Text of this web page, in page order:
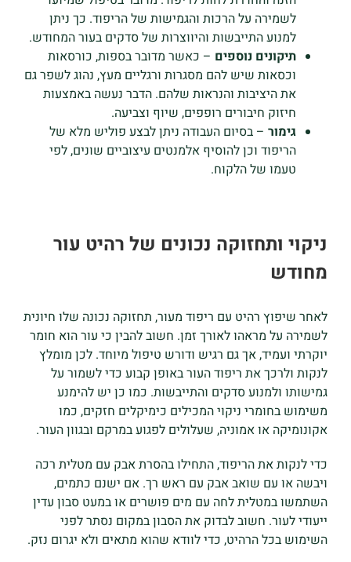
לשמירה על הרכות והגמישות של הריפוד. כך ניתן
למנוע התייבשות והיווצרות של סדקים בעור המחודש.
תיקונים נוספים – כאשר מדובר בספות, כורסאות
וכסאות שיש להם מסגרות ורגליים מעץ, נהוג לשפר גם
את היציבות והנראות שלהם. הדבר נעשה באמצעות
חיזוק חיבורים רופפים, שיוף וצביעה.
גימור – בסיום העבודה ניתן לבצע פוליש מלא של
הריפוד וכן להוסיף אלמנטים עיצוביים שונים, לפי
טעמו של הלקוח.
ניקוי ותחזוקה נכונים של רהיט עור
מחודש
לאחר שיפוץ רהיט עם ריפוד מעור, תחזוקה נכונה שלו חיונית
לשמירה על מראהו לאורך זמן. חשוב להבין כי עור הוא חומר
יוקרתי ועמיד, אך גם רגיש ודורש טיפול מיוחד. לכן מומלץ
לנקות ולרכך את ריפוד העור באופן קבוע כדי לשמור על
גמישותו ולמנוע סדקים והתייבשות. כמו כן יש להימנע
משימוש בחומרי ניקוי המכילים כימיקלים חזקים, כמו
אקונומיקה או אמוניה, שעלולים לפגוע במרקם ובגוון העור.
כדי לנקות את הריפוד, התחילו בהסרת אבק עם מטלית רכה
ויבשה או עם שואב אבק עם ראש רך. אם ישנם כתמים,
השתמשו במטלית לחה עם מים פושרים או במעט סבון עדין
ייעודי לעור. חשוב לבדוק את הסבון במקום נסתר לפני
השימוש בכל הרהיט, כדי לוודא שהוא מתאים ולא יגרום נזק.